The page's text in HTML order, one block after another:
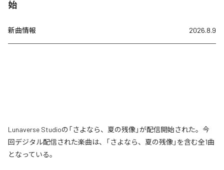
始
新曲情報 2026.8.9
Lunaverse Studioの「さよなら、夏の残像」が配信開始された。今
回デジタル配信された楽曲は、「さよなら、夏の残像」を含む全1曲
となっている。